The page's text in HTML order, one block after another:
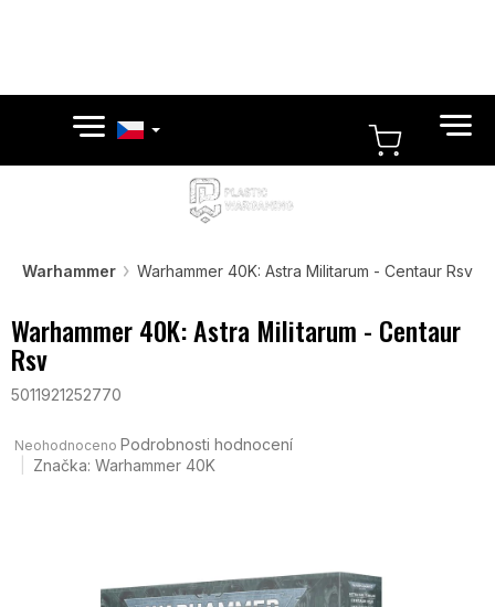
Warhammer Warhammer 40K: Astra Militarum - Centaur Rsv
Warhammer 40K: Astra Militarum - Centaur
Rsv
5011921252770
produktu
je
Neohodnoceno Podrobnosti hodnocení
Značka:Warhammer 40K